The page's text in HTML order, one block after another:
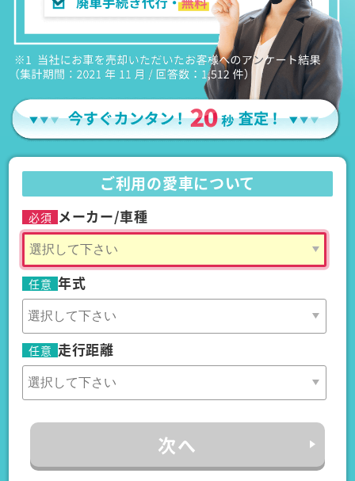
ご利用の愛車について
必須 メーカー/車種
任意 年式
任意 走行距離
次へ